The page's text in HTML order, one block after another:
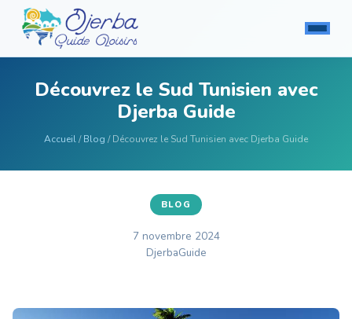
Découvrez le Sud Tunisien avec
Djerba Guide
Accueil/Blog / Découvrez le Sud Tunisien avec Djerba Guide
BLOG
7 novembre 2024
DjerbaGuide